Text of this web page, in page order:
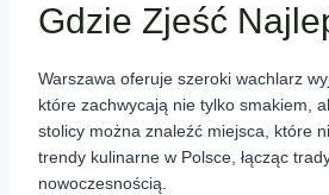
Gdzie Zjeść
Warszawa oferuje szeroki wachlarz
które zachwycają nie tylko smakiem,
stolicy można znaleźć miejsca, które
trendy kulinarne w Polsce, łącząc
nowoczesnością.